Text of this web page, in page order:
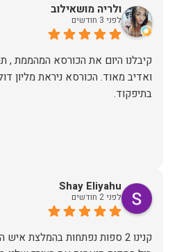
ולריה מושאילוב
לפני 3 חודשים
קיבלנו היום את הכורסא המהממת ,
ואדיב מאוד. הכורסא ניראת מליון
בתיפקוד.
Shay Eliyahu
לפני 2 חודשים
קנינו 2 ספות נפתחות בהמלצת